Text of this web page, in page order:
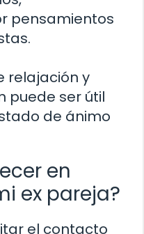
pensamientos
relajación y
puede ser útil
de ánimo
en
ex pareja?
el contacto